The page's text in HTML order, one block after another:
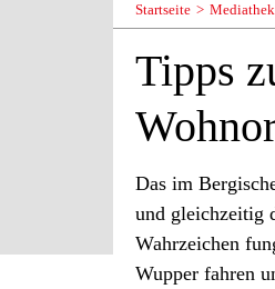
Startseite Mediathek
Tipps
Das im
und gleichzeitig
Wahrzeichen
Wupper fahren